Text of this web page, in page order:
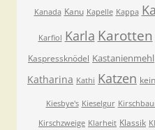
Kanada Kanu Kapelle Kappa
Karfiol Karla Karotten
Kaspressknödel Kastanienmehl
Katharina Kathi Katzen
Kiesbye's Kieselgur
Kirschzweige Klarheit Klassik